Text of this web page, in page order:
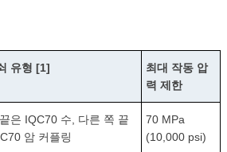
유형 [1]
최대 작동 압
력 제한
은 IQC70 수, 다른 쪽 끝
암 커플링
70 MPa
(10,000 psi)